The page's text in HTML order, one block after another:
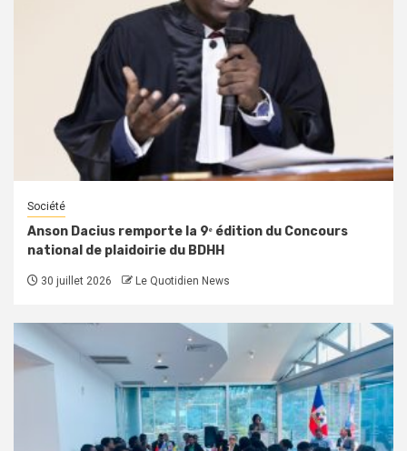
Société
Anson Dacius remporte la 9ᵉ édition du Concours
national de plaidoirie du BDHH
30 juillet 2026 Le Quotidien News